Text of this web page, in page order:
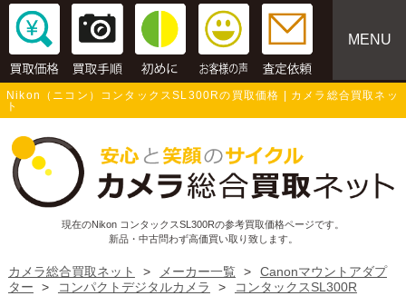
MENU
Nikon（ニコン）コンタックスSL300Rの買取価格 | カメラ総合買取ネッ
ト
現在のNikon コンタックスSL300Rの参考買取価格ページです。
新品・中古問わず高価買い取り致します。
カメラ総合買取ネット > メーカー一覧 >
Canonマウントアダプ
ター
> コンパクトデジタルカメラ > コンタックスSL300R